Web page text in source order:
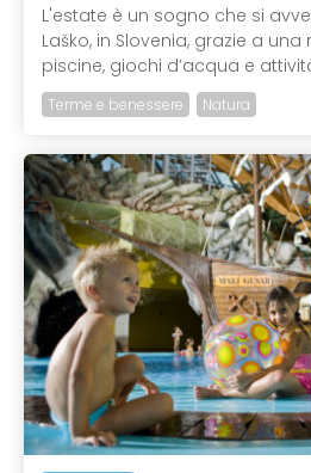
L'estate è un sogno che si
Laško, in Slovenia, grazie a
piscine, giochi d’acqua e
Terme e benessere Natura